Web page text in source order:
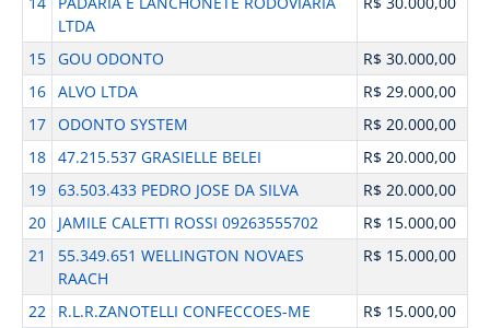
LTDA
15 GOU ODONTO
R$ 30.000,00
16 ALVO LTDA
R$ 29.000,00
17 ODONTO SYSTEM
R$ 20.000,00
18 47.215.537 GRASIELLE BELEI
R$ 20.000,00
19 63.503.433 PEDRO JOSE DA SILVA
R$ 20.000,00
20
JAMILE CALETTI ROSSI 09263555702
R$ 15.000,00
21
55.349.651 WELLINGTON NOVAES
RAACH
R$ 15.000,00
22 R.L.R.ZANOTELLI CONFECCOES-ME
R$ 15.000,00